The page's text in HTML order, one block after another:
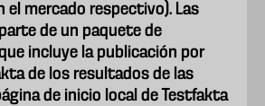
el mercado respectivo). Las
de un paquete de
incluye la publicación por
de los resultados de las
de inicio local de Testfakta